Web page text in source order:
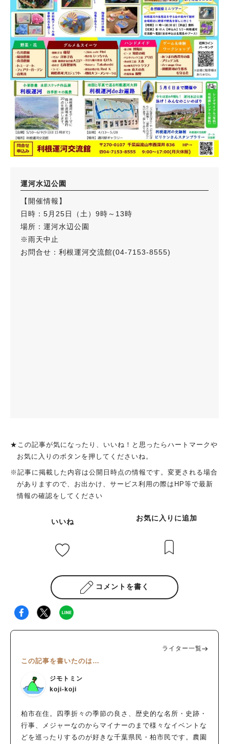
運河水辺公園
【開催情報】
日時：5月25日（土）9時～13時
場所：運河水辺公園
※雨天中止
お問合せ：利根運河交流館(04-7153-8555)
★この記事が気になったり、いいね！と思ったらハートマークや
お気に入りのボタンを押してくださいね。
※記事に掲載した内容は公開日時点の情報です。変更される場合
がありますので、お出かけ、サービス利用の際はHP等で最新
情報の確認をしてください
いいね お気に入りに追加
コメントを書く
ライター一覧
この記事を書いたのは…
ジモトミン
koji-koji
柏市在住。四季折々の季節の良さ、歴史的な名所・史跡・
行事、メジャーなのからマイナーのまで様々なイベントな
どを巡ったりするのが好きな千葉県民・柏市民です。農園